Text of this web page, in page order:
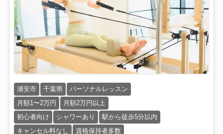
浦安市 千葉県
パーソナルレッスン
月額1〜2万円
月額2万円以上
初心者向け
シャワーあり
駅から徒歩5分以内
キャンセル料なし
資格保持者多数